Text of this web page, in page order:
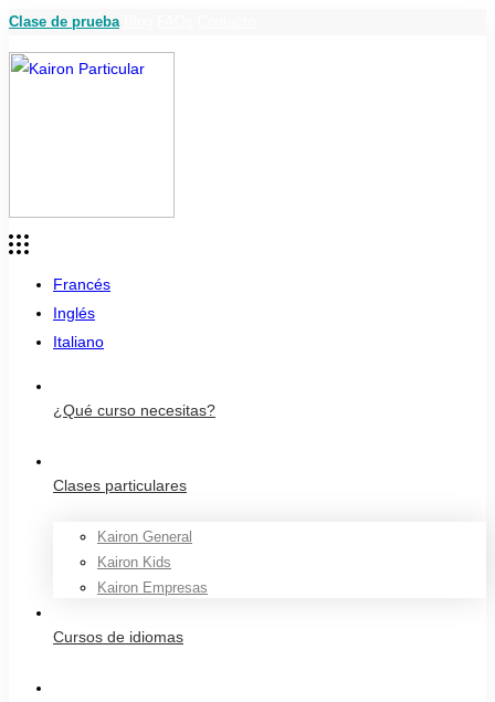
Clase de prueba
Francés
Inglés
Italiano
¿Qué curso necesitas?
Clases particulares
Kairon General
Kairon Kids
Kairon Empresas
Cursos de idiomas